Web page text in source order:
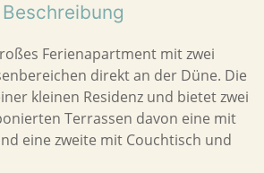
Beschreibung
Ferienapartment mit zwei
direkt an der Düne. Die
kleinen Residenz und bietet zwei
Terrassen davon eine mit
eine zweite mit Couchtisch und